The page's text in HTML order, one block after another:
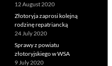
12 August 2020
Złotoryja zaprosi kolejną
rodzinę repatriancką
24 July 2020
Sprawy z powiatu
złotoryjskiego w WSA
9 July 2020